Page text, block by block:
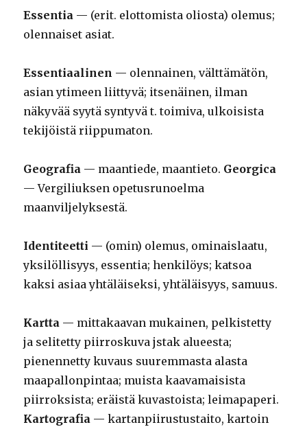
Essentia — (erit. elottomista oliosta) olemus;
olennaiset asiat.
Essentiaalinen — olennainen, välttämätön,
asian ytimeen liittyvä; itsenäinen, ilman
näkyvää syytä syntyvä t. toimiva, ulkoisista
tekijöistä riippumaton.
Geografia — maantiede, maantieto. Georgica
— Vergiliuksen opetusrunoelma
maanviljelyksestä.
Identiteetti — (omin) olemus, ominaislaatu,
yksilöllisyys, essentia; henkilöys; katsoa
kaksi asiaa yhtäläiseksi, yhtäläisyys, samuus.
Kartta — mittakaavan mukainen, pelkistetty
ja selitetty piirroskuva jstak alueesta;
pienennetty kuvaus suuremmasta alasta
maapallonpintaa; muista kaavamaisista
piirroksista; eräistä kuvastoista; leimapaperi.
Kartografia — kartanpiirustustaito, kartoin